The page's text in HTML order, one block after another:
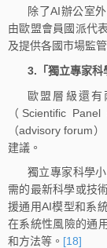
除了AI辦公室
由歐盟會員國派代
及提供各國市場監
3.「獨立專家科
歐盟層級還有
（Scientific
（advisory forum
建議。
獨立專家科學
需的最新科學或技
援通用AI模型和系
在系統性風險的通
和方法等。 [18]